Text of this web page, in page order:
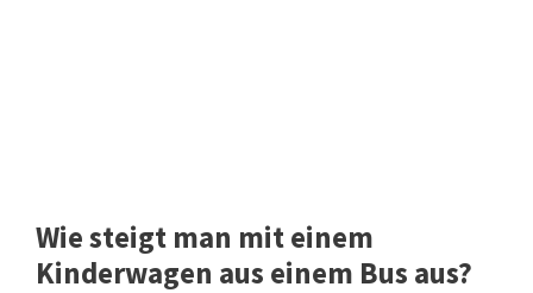
Wie steigt man mit einem
Kinderwagen aus einem Bus aus?